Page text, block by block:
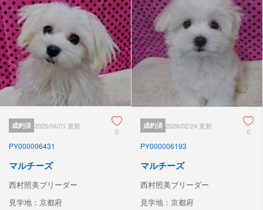
成約済 2026/04/01 更新
0
PY000006431
マルチーズ
西村照美ブリーダー
見学地：京都府
成約済 2026/02/24 更新
0
PY000006193
マルチーズ
西村照美ブリーダー
見学地：京都府